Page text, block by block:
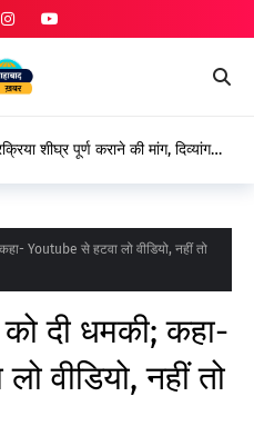
शीघ्र पूर्ण कराने की मांग, दिव्यांग
Youtube से हटवा लो वीडियो, नहीं तो
दी धमकी; कहा-
वीडियो, नहीं तो